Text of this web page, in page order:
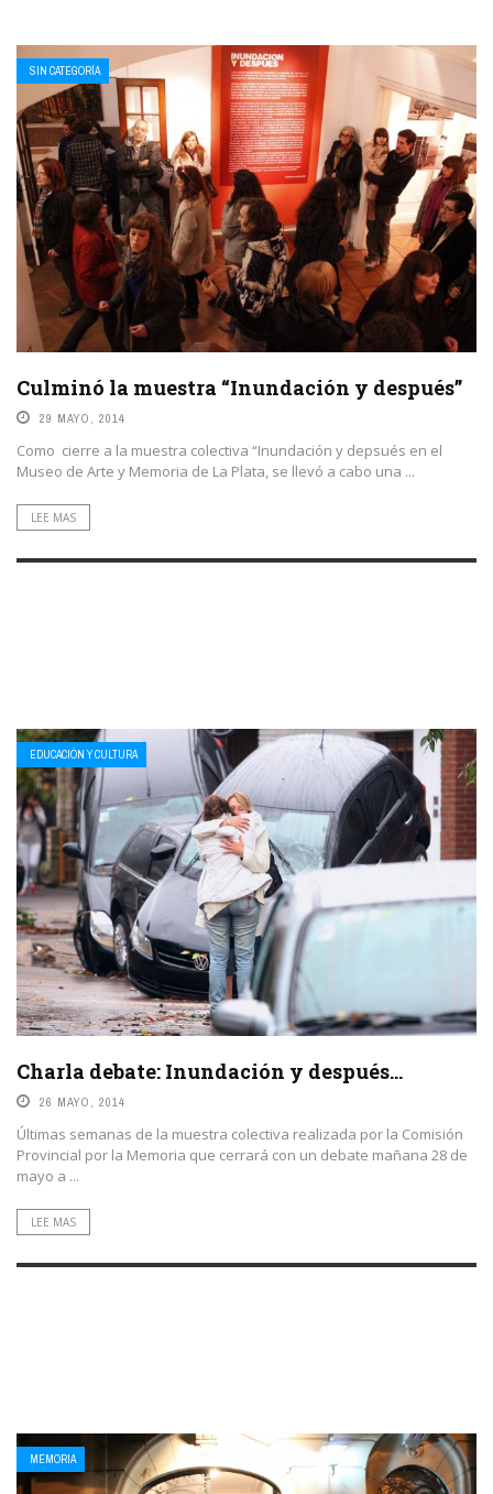
SIN CATEGORÍA
Culminó la muestra “Inundación y después”
29 MAYO, 2014
Como cierre a la muestra colectiva “Inundación y depsués en el
Museo de Arte y Memoria de La Plata, se llevó a cabo una ...
LEE MAS
EDUCACIÓN Y CULTURA
Charla debate: Inundación y después…
26 MAYO, 2014
Últimas semanas de la muestra colectiva realizada por la Comisión
Provincial por la Memoria que cerrará con un debate mañana 28 de
mayo a ...
LEE MAS
MEMORIA